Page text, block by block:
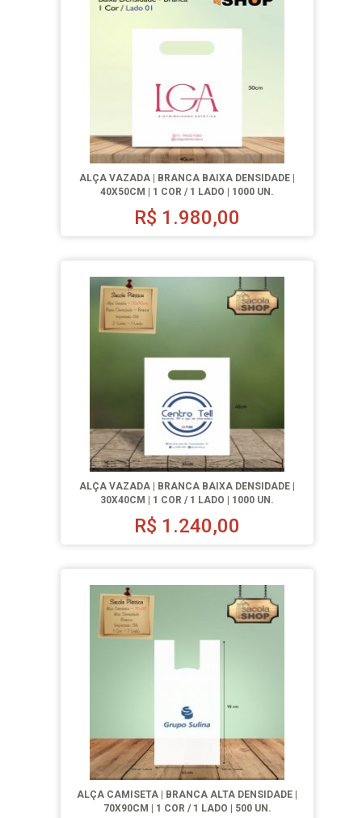
ALÇA VAZADA | BRANCA BAIXA DENSIDADE |
40X50CM | 1 COR / 1 LADO | 1000 UN.
R$ 1.980,00
ALÇA VAZADA | BRANCA BAIXA DENSIDADE |
30X40CM | 1 COR / 1 LADO | 1000 UN.
R$ 1.240,00
ALÇA CAMISETA | BRANCA ALTA DENSIDADE |
70X90CM | 1 COR / 1 LADO | 500 UN.